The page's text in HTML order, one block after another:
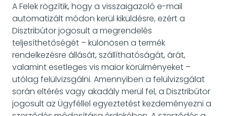
A Felek rögzítik, hogy a visszaigazoló e-mail
automatizált módon kerül kiküldésre, ezért a
Disztribútor jogosult a megrendelés
teljesíthetőségét – különösen a termék
rendelkezésre állását, szállíthatóságát, árát,
valamint esetleges vis maior körülményeket –
utólag felülvizsgálni. Amennyiben a felülvizsgálat
során eltérés vagy akadály merül fel, a Disztribútor
jogosult az Ügyféllel egyeztetést kezdeményezni a